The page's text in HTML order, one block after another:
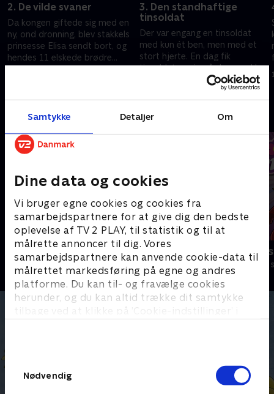
Samtykke Detaljer Om
Dine data og cookies
Vi bruger egne cookies og cookies fra
samarbejdspartnere for at give dig den bedste
oplevelse af TV 2 PLAY, til statistik og til at
målrette annoncer til dig. Vores
samarbejdspartnere kan anvende cookie-data til
målrettet markedsføring på egne og andres
platforme. Du kan til- og fravælge cookies
herunder, og du kan altid trække dit samtykke
tilbage ved at klikke på ’Cookie-indstillinger’ i
Nødvendig
2. De vilde svaner
Da kongen giftede sig med en
ny, ond dronning, blev stakkels
prinsesse Elisa sendt bort, og
hendes 11 elskede brødre
forvandlet til vilde svaner!
3. Den standhaftige
tinsoldat
Der var engang en tinsoldat
med kun ét ben, men med et
stort hjerte. En dag fik
tinsoldaten øje på den smukke
danserinde og begav sig ud på
1. december 2020 • 26 min
Andre så også
Jungledyret Hugo
Børneserier • 1 sæsoner
Totally Spies
Børneserier •